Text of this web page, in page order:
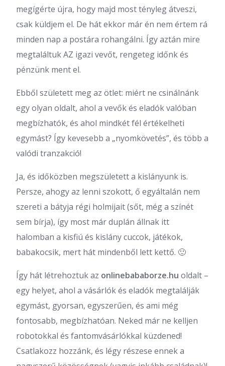
megígérte újra, hogy majd most tényleg átveszi,
csak küldjem el. De hát ekkor már én nem értem rá
minden nap a postára rohangálni. Így aztán mire
megtaláltuk AZ igazi vevőt, rengeteg időnk és
pénzünk ment el.
Ebből született meg az ötlet: miért ne csinálnánk
egy olyan oldalt, ahol a vevők és eladók valóban
megbízhatók, és ahol mindkét fél értékelheti
egymást? Így kevesebb a „nyomkövetés”, és több a
valódi tranzakció!
Ja, és időközben megszületett a kislányunk is.
Persze, ahogy az lenni szokott, ő egyáltalán nem
szereti a bátyja régi holmijait (sőt, még a színét
sem bírja), így most már duplán állnak itt
halomban a kisfiú és kislány cuccok, játékok,
babakocsik, mert hát mindenből lett kettő. 🙂
Így hát létrehoztuk az onlinebababorze.hu oldalt –
egy helyet, ahol a vásárlók és eladók megtalálják
egymást, gyorsan, egyszerűen, és ami még
fontosabb, megbízhatóan. Neked már ne kelljen
robotokkal és fantomvásárlókkal küzdened!
Csatlakozz hozzánk, és légy részese ennek a